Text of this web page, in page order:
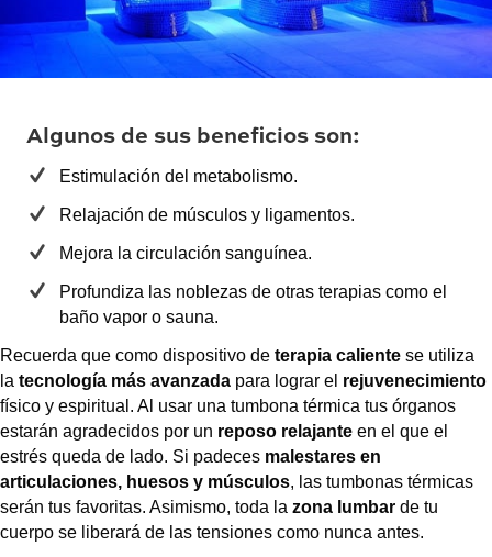
Algunos de sus beneficios son:
Estimulación del metabolismo.
Relajación de músculos y ligamentos.
Mejora la circulación sanguínea.
Profundiza las noblezas de otras terapias como el
baño vapor o sauna.
Recuerda que como dispositivo de terapia caliente se utiliza
la tecnología más avanzada para lograr el rejuvenecimiento
físico y espiritual. Al usar una tumbona térmica tus órganos
estarán agradecidos por un reposo relajante en el que el
estrés queda de lado. Si padeces malestares en
articulaciones, huesos y músculos, las tumbonas térmicas
serán tus favoritas. Asimismo, toda la zona lumbar de tu
cuerpo se liberará de las tensiones como nunca antes.